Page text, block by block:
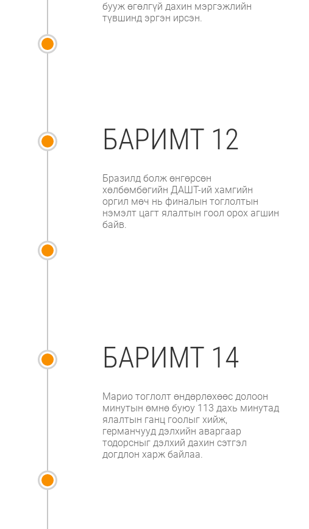
бууж өгөлгүй дахин мэргэжлийн
түвшинд эргэн ирсэн.
БАРИМТ 12
Бразилд болж өнгөрсөн
хөлбөмбөгийн ДАШТ-ий хамгийн
оргил мөч нь финалын тоглолтын
нэмэлт цагт ялалтын гоол орох агшин
байв.
БАРИМТ 14
Марио тоглолт өндөрлөхөөс долоон
минутын өмнө буюу 113 дахь минутад
ялалтын ганц гоолыг хийж,
германчууд дэлхийн аваргаар
тодорсныг дэлхий дахин сэтгэл
догдлон харж байлаа.